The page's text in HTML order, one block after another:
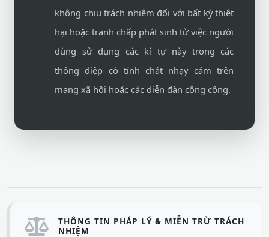
không chịu trách nhiệm đối với bất kỳ thiệt
hại hoặc tranh chấp phát sinh từ việc người
dùng sử dụng các kí tự này trong các
thông điệp có tính chất nhạy cảm trên
mạng xã hội hoặc các diễn đàn công cộng.
THÔNG TIN PHÁP LÝ & MIỄN TRỪ TRÁCH
NHIỆM